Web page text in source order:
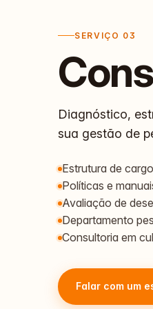
SERVIÇO 03
Diagnóstico,
sua gestão de
Estrutura de
Políticas e
Avaliação de
Departamento
Consultoria em
Falar com um